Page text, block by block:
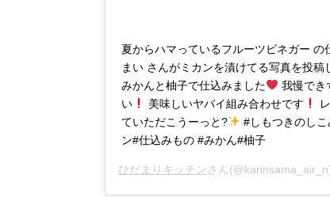
夏からハマっているフルーツビネガー
まい さんがミカンを漬けてる写真を投
みかんと柚子で仕込みました
我慢でき
い
美味しいヤバイ組み合わせです
ていただこうーっと?
#しもつきのし
ン#仕込みもの #みかん#柚子
ひだまりキッチンさん